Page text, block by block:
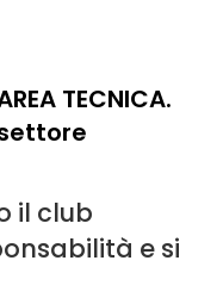
TECNICA.
il club
e si